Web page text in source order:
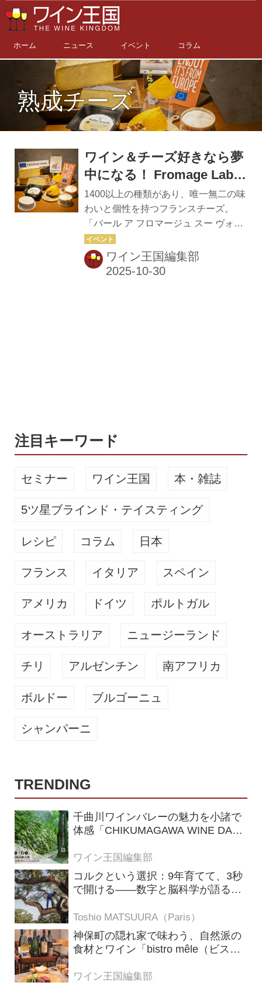
ホーム ニュース イベント コラム
熟成チーズ
ワイン＆チーズ好きなら夢
中になる！ Fromage Lab～
ようこそ、フランスチーズ
の実験室へ！
1400以上の種類があり、唯一無二の味
わいと個性を持つフランスチーズ。
「バール ア フロマージュ スー ヴォワ
ル」（二子玉川）の藤田洋介シェフが
フレッシュタイプと熟成チーズ、それ
ぞれの特徴を生かした創作料理とペア
ワイン王国編集部
注目キーワード
セミナー ワイン王国 本・雑誌
5ツ星ブラインド・テイスティング
レシピ コラム 日本
フランス イタリア スペイン
アメリカ ドイツ ポルトガル
オーストラリア ニュージーランド
チリ アルゼンチン 南アフリカ
ボルドー ブルゴーニュ
シャンパーニ
TRENDING
千曲川ワインバレーの魅力を小諸で
体感「CHIKUMAGAWA WINE DAYS
ワイン王国編集部
コルクという選択：9年育てて、3秒
で開ける——数字と脳科学が語る栓
Toshio MATSUURA（Paris）
神保町の隠れ家で味わう、自然派の
食材とワイン「bistro mêle（ビスト
ワイン王国編集部